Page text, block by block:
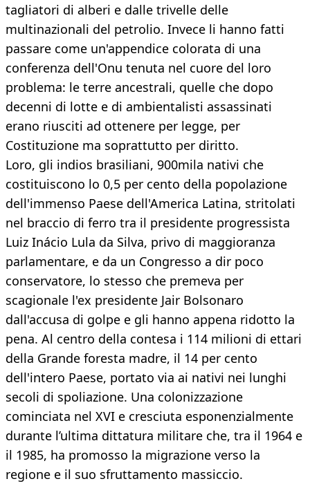
tagliatori di alberi e dalle trivelle delle
multinazionali del petrolio. Invece li hanno fatti
passare come un'appendice colorata di una
conferenza dell'Onu tenuta nel cuore del loro
problema: le terre ancestrali, quelle che dopo
decenni di lotte e di ambientalisti assassinati
erano riusciti ad ottenere per legge, per
Costituzione ma soprattutto per diritto.
Loro, gli indios brasiliani, 900mila nativi che
costituiscono lo 0,5 per cento della popolazione
dell'immenso Paese dell'America Latina, stritolati
nel braccio di ferro tra il presidente progressista
Luiz Inácio Lula da Silva, privo di maggioranza
parlamentare, e da un Congresso a dir poco
conservatore, lo stesso che premeva per
scagionale l'ex presidente Jair Bolsonaro
dall'accusa di golpe e gli hanno appena ridotto la
pena. Al centro della contesa i 114 milioni di ettari
della Grande foresta madre, il 14 per cento
dell'intero Paese, portato via ai nativi nei lunghi
secoli di spoliazione. Una colonizzazione
cominciata nel XVI e cresciuta esponenzialmente
durante l’ultima dittatura militare che, tra il 1964 e
il 1985, ha promosso la migrazione verso la
regione e il suo sfruttamento massiccio.